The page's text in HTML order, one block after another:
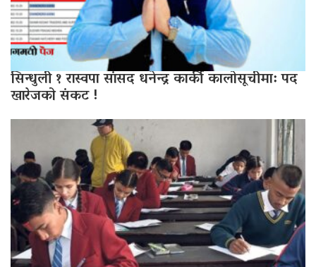
सिन्धुली १ रास्वपा सांसद धनेन्द्र कार्की कालोसूचीमा: पद
खारेजको संकट !